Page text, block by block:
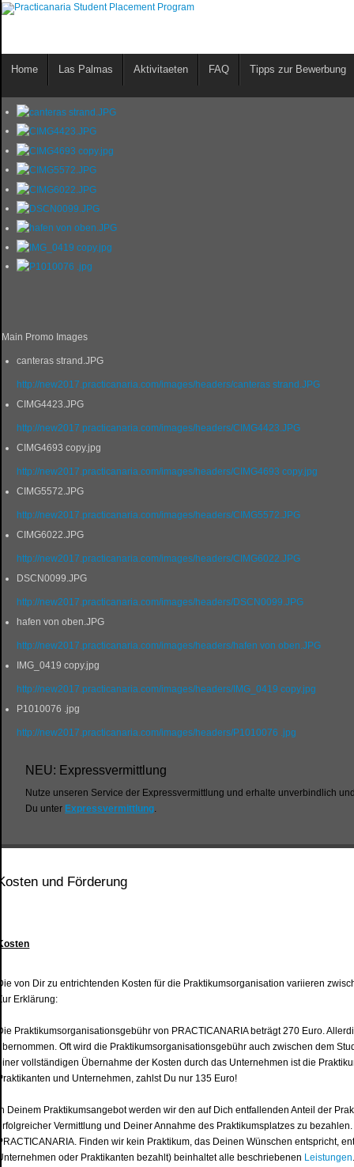
Home Las Palmas Aktivitaeten FAQ Tipps zur Bewerbung
Main Promo Images
canteras strand.JPG
http://new2017.practicanaria.com/images/headers/canteras strand.JPG
CIMG4423.JPG
http://new2017.practicanaria.com/images/headers/CIMG4423.JPG
CIMG4693 copy.jpg
http://new2017.practicanaria.com/images/headers/CIMG4693 copy.jpg
CIMG5572.JPG
http://new2017.practicanaria.com/images/headers/CIMG5572.JPG
CIMG6022.JPG
http://new2017.practicanaria.com/images/headers/CIMG6022.JPG
DSCN0099.JPG
http://new2017.practicanaria.com/images/headers/DSCN0099.JPG
hafen von oben.JPG
http://new2017.practicanaria.com/images/headers/hafen von oben.JPG
IMG_0419 copy.jpg
http://new2017.practicanaria.com/images/headers/IMG_0419 copy.jpg
P1010076 .jpg
http://new2017.practicanaria.com/images/headers/P1010076 .jpg
NEU: Expressvermittlung
Nutze unseren Service der Expressvermittlung und erhalte unverbindlich
Du unter Expressvermittlung.
und Förderung
von Dir zu entrichtenden Kosten für die Praktikumsorganisation variieren
Erklärung:
Praktikumsorganisationsgebühr von PRACTICANARIA beträgt 270 Euro.
Oft wird die Praktikumsorganisationsgebühr auch zwischen dem
vollständigen Übernahme der Kosten durch das Unternehmen ist die
und Unternehmen, zahlst Du nur 135 Euro!
Deinem Praktikumsangebot werden wir den auf Dich entfallenden Anteil der
Vermittlung und Deiner Annahme des Praktikumsplatzes zu
Finden wir kein Praktikum, das Deinen Wünschen entspricht,
oder Praktikanten bezahlt) beinhaltet alle beschriebenen Leistungen